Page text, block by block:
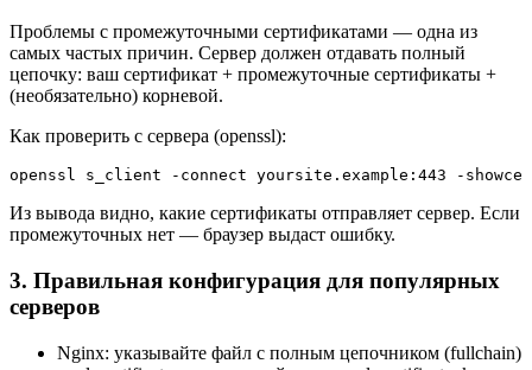
Проблемы с промежуточными сертификатами — одна из
самых частых причин. Сервер должен отдавать полный
цепочку: ваш сертификат + промежуточные сертификаты +
(необязательно) корневой.
Как проверить с сервера (openssl):
openssl s_client -connect yoursite.example:443 -
Из вывода видно, какие сертификаты отправляет сервер. Если
промежуточных нет — браузер выдаст ошибку.
3. Правильная конфигурация для популярных
серверов
Nginx: указывайте файл с полным цепочником (fullchain)